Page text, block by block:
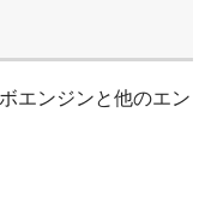
エンジンと他のエン